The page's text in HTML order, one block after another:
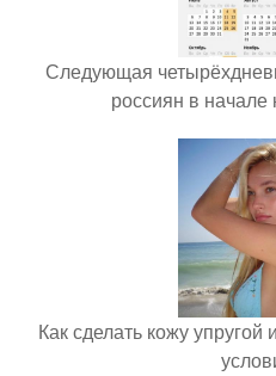
Следующая
россиян в начале
Как сделать кожу